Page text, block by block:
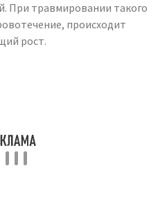
При травмировании такого
происходит
рост.